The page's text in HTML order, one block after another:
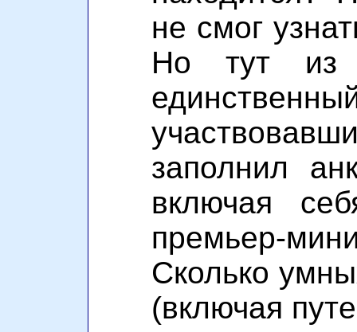
не смог
Но тут из
заполнил
включая
премьер-
Сколько
(включая